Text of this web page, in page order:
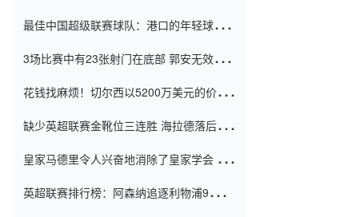
最佳中国超级联赛球队：港口的年轻球员在
（Taishan）
3场比赛中有23张射门在底部 郭安无效传球
花钱找麻烦！切尔西以5200万美元的价格
窗口
缺少英超联赛金靴位三连胜 海拉德落后6球
皇家马德里令人兴奋地消除了皇家学会 安
英超联赛排行榜：阿森纳追逐利物浦9分 曼